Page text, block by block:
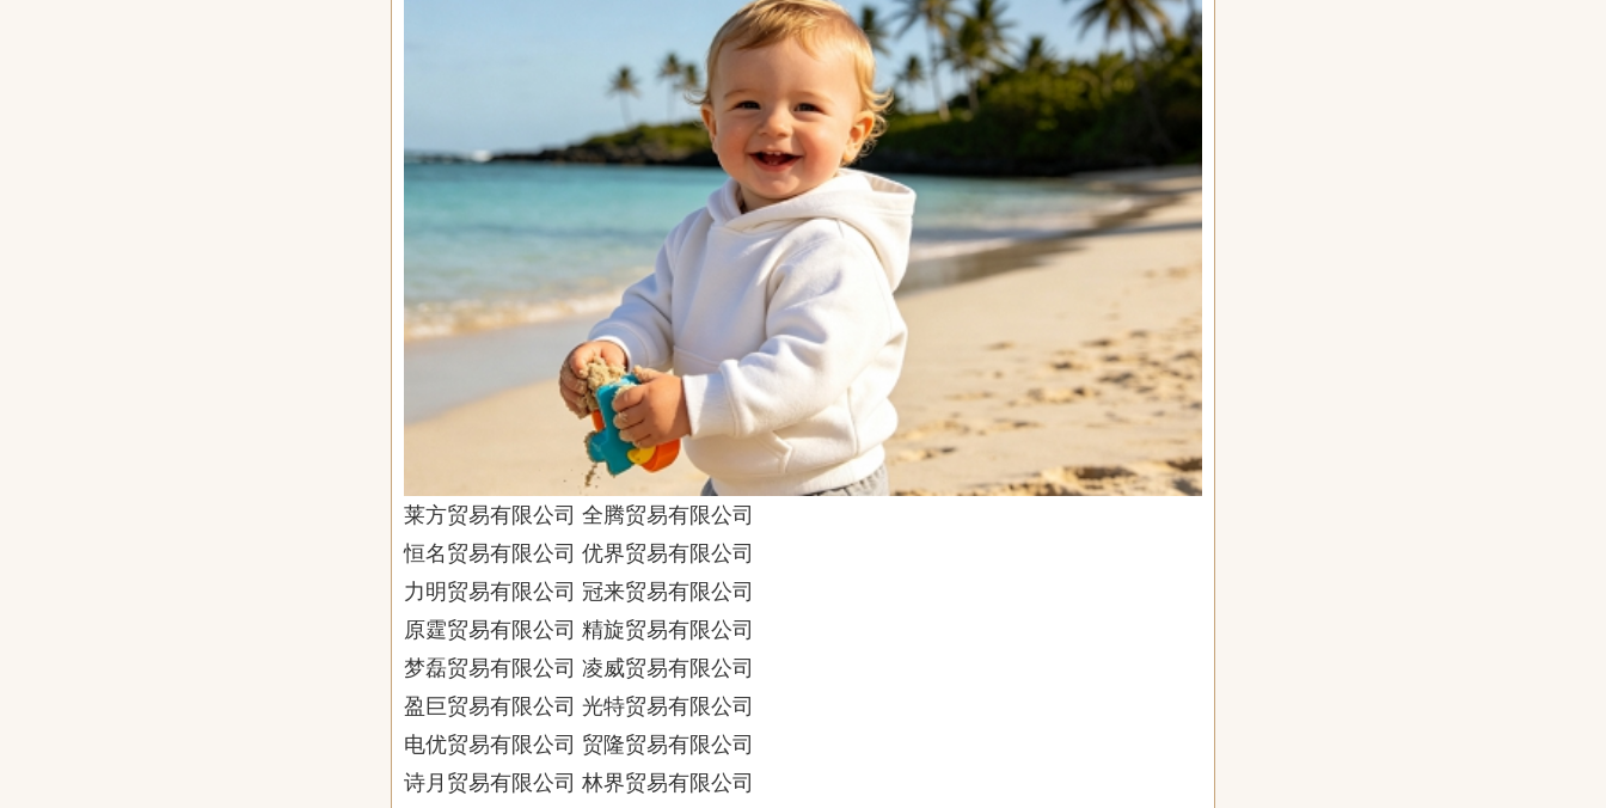
莱方贸易有限公司 全腾贸易有限公司
恒名贸易有限公司 优界贸易有限公司
力明贸易有限公司 冠来贸易有限公司
原霆贸易有限公司 精旋贸易有限公司
梦磊贸易有限公司 凌威贸易有限公司
盈巨贸易有限公司 光特贸易有限公司
电优贸易有限公司 贸隆贸易有限公司
诗月贸易有限公司 林界贸易有限公司